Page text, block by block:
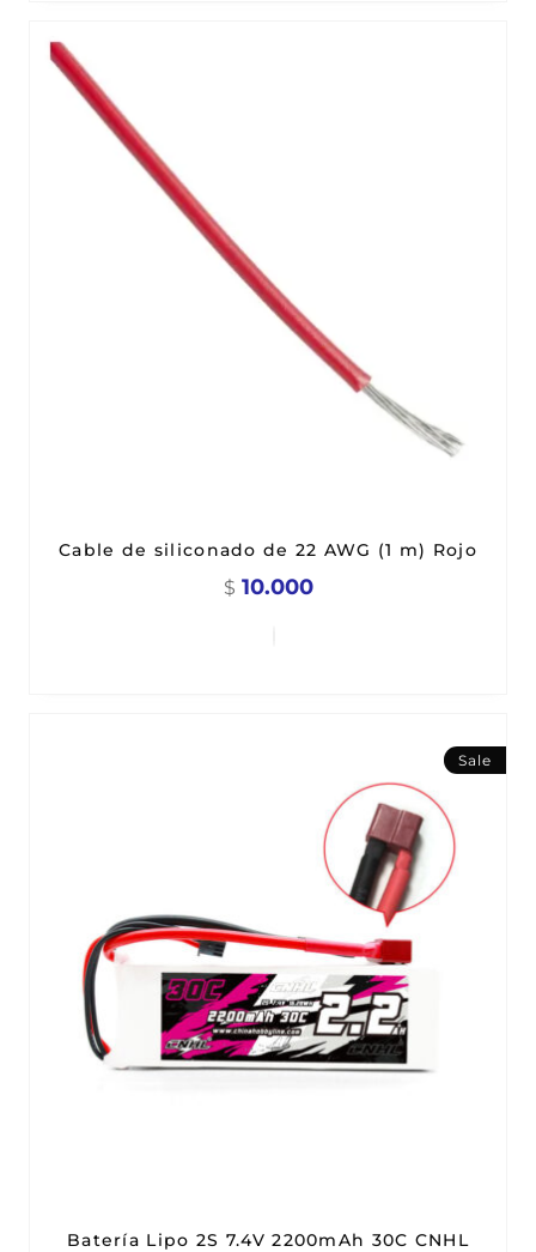
Cable de siliconado de 22 AWG (1 m) Rojo
$ 10.000
Sale
Batería Lipo 2S 7.4V 2200mAh 30C CNHL